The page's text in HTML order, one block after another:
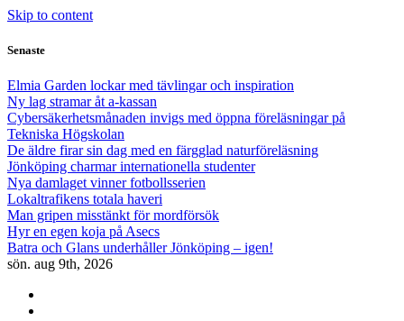
Skip to content
Senaste
Elmia Garden lockar med tävlingar och inspiration
Ny lag stramar åt a-kassan
Cybersäkerhetsmånaden invigs med öppna föreläsningar på
Tekniska Högskolan
De äldre firar sin dag med en färgglad naturföreläsning
Jönköping charmar internationella studenter
Nya damlaget vinner fotbollsserien
Lokaltrafikens totala haveri
Man gripen misstänkt för mordförsök
Hyr en egen koja på Asecs
Batra och Glans underhåller Jönköping – igen!
sön. aug 9th, 2026